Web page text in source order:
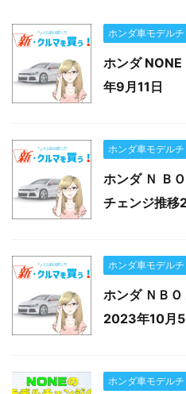
ホンダ車モデル
ホンダ
年9月11日
ホンダ車モデル
ホンダ Ｎ Ｂ
チェンジ推移
ホンダ車モデル
ホンダ ＮＢ
2023年10月5
ホンダ車モデル